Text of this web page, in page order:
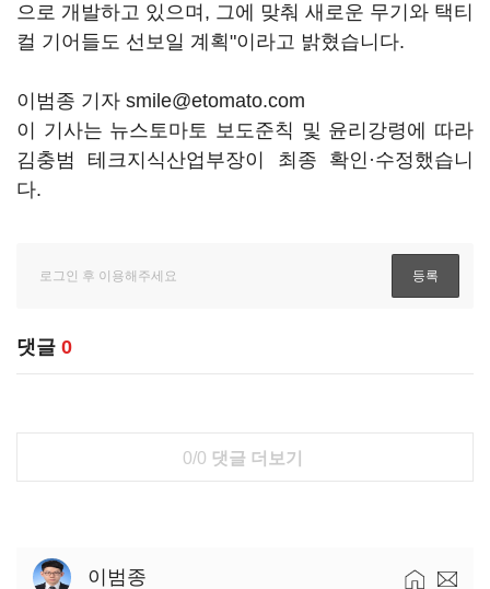
으로 개발하고 있으며, 그에 맞춰 새로운 무기와 택티
컬 기어들도 선보일 계획"이라고 밝혔습니다.
이범종 기자 smile@etomato.com
이 기사는 뉴스토마토 보도준칙 및 윤리강령에 따라
김충범 테크지식산업부장이 최종 확인·수정했습니
다.
댓글 0
0/0 댓글 더보기
이범종